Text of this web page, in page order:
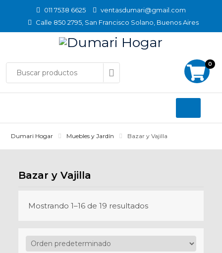
011 7538 6625
ventasdumari@gmail.com
Calle 850 2795, San Francisco Solano, Buenos Aires
0
Dumari Hogar Muebles y Jardín Bazar y Vajilla
Bazar y Vajilla
Mostrando 1–16 de 19 resultados